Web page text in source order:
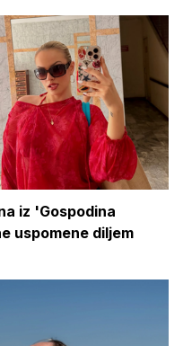
iz 'Gospodina
uspomene diljem